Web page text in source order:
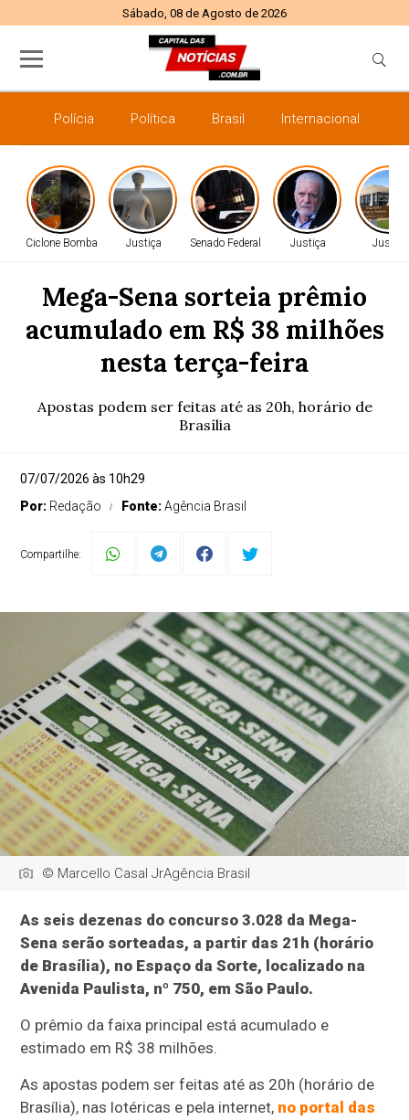
Sábado, 08 de Agosto de 2026
Polícia Política Brasil Internacional
Ciclone Bomba Justiça Senado Federal Justiça Justiça
Mega-Sena sorteia prêmio
acumulado em R$ 38 milhões
nesta terça-feira
Apostas podem ser feitas até as 20h, horário de
Brasília
07/07/2026 às 10h29
Por: Redação Fonte:Agência Brasil
Compartilhe:
© Marcello Casal JrAgência Brasil
As seis dezenas do concurso 3.028 da Mega-
Sena serão sorteadas, a partir das 21h (horário
de Brasília), no Espaço da Sorte, localizado na
Avenida Paulista, nº 750, em São Paulo.
O prêmio da faixa principal está acumulado e
estimado em R$ 38 milhões.
As apostas podem ser feitas até as 20h (horário de
Brasília), nas lotéricas e pela internet, no portal das